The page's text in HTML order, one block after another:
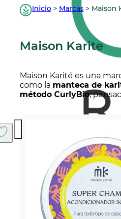
Inicio > Marcas > Maison
Maison Karite
Maison Karité es una
como la manteca de
método CurlyBio,